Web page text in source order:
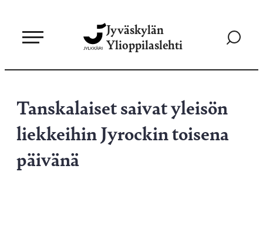
sisältöön
Jyväskylän
Ylioppilaslehti
Siirry
Tanskalaiset saivat yleisön
liekkeihin Jyrockin toisena
päivänä